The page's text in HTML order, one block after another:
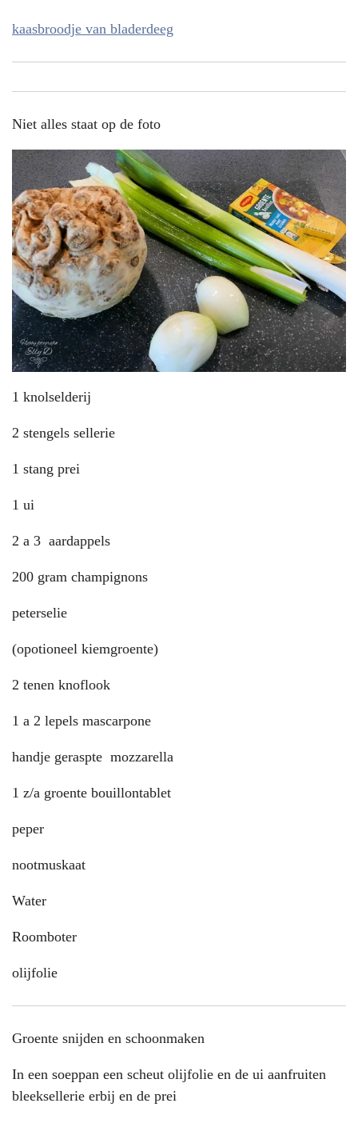
kaasbroodje van bladerdeeg
Niet alles staat op de foto
1 knolselderij
2 stengels sellerie
1 stang prei
1 ui
2 a 3 aardappels
200 gram champignons
peterselie
(opotioneel kiemgroente)
2 tenen knoflook
1 a 2 lepels mascarpone
handje geraspte mozzarella
1 z/a groente bouillontablet
peper
nootmuskaat
Water
Roomboter
olijfolie
Groente snijden en schoonmaken
In een soeppan een scheut olijfolie en de ui aanfruiten
bleeksellerie erbij en de prei